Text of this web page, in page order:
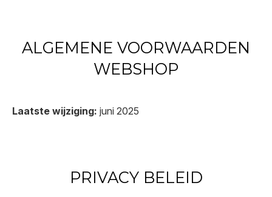
ALGEMENE VOORWAARDEN
WEBSHOP
Laatste wijziging: juni 2025
PRIVACY BELEID